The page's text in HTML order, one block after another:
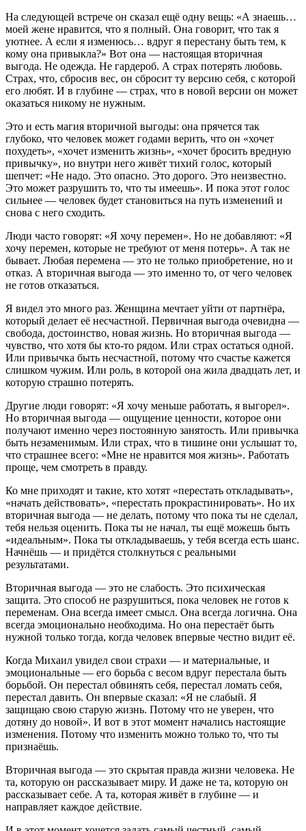
На следующей встрече он сказал ещё одну вещь: «А знаешь…
моей жене нравится, что я полный. Она говорит, что так я
уютнее. А если я изменюсь… вдруг я перестану быть тем, к
кому она привыкла?» Вот она — настоящая вторичная
выгода. Не одежда. Не гардероб. А страх потерять любовь.
Страх, что, сбросив вес, он сбросит ту версию себя, с которой
его любят. И в глубине — страх, что в новой версии он может
оказаться никому не нужным.
Это и есть магия вторичной выгоды: она прячется так
глубоко, что человек может годами верить, что он «хочет
похудеть», «хочет изменить жизнь», «хочет бросить вредную
привычку», но внутри него живёт тихий голос, который
шепчет: «Не надо. Это опасно. Это дорого. Это неизвестно.
Это может разрушить то, что ты имеешь». И пока этот голос
сильнее — человек будет становиться на путь изменений и
снова с него сходить.
Люди часто говорят: «Я хочу перемен». Но не добавляют: «Я
хочу перемен, которые не требуют от меня потерь». А так не
бывает. Любая перемена — это не только приобретение, но и
отказ. А вторичная выгода — это именно то, от чего человек
не готов отказаться.
Я видел это много раз. Женщина мечтает уйти от партнёра,
который делает её несчастной. Первичная выгода очевидна —
свобода, достоинство, новая жизнь. Но вторичная выгода —
чувство, что хотя бы кто-то рядом. Или страх остаться одной.
Или привычка быть несчастной, потому что счастье кажется
слишком чужим. Или роль, в которой она жила двадцать лет, и
которую страшно потерять.
Другие люди говорят: «Я хочу меньше работать, я выгорел».
Но вторичная выгода — ощущение ценности, которое они
получают именно через постоянную занятость. Или привычка
быть незаменимым. Или страх, что в тишине они услышат то,
что страшнее всего: «Мне не нравится моя жизнь». Работать
проще, чем смотреть в правду.
Ко мне приходят и такие, кто хотят «перестать откладывать»,
«начать действовать», «перестать прокрастинировать». Но их
вторичная выгода — не делать, потому что пока ты не сделал,
тебя нельзя оценить. Пока ты не начал, ты ещё можешь быть
«идеальным». Пока ты откладываешь, у тебя всегда есть шанс.
Начнёшь — и придётся столкнуться с реальными
результатами.
Вторичная выгода — это не слабость. Это психическая
защита. Это способ не разрушиться, пока человек не готов к
переменам. Она всегда имеет смысл. Она всегда логична. Она
всегда эмоционально необходима. Но она перестаёт быть
нужной только тогда, когда человек впервые честно видит её.
Когда Михаил увидел свои страхи — и материальные, и
эмоциональные — его борьба с весом вдруг перестала быть
борьбой. Он перестал обвинять себя, перестал ломать себя,
перестал давить. Он впервые сказал: «Я не слабый. Я
защищаю свою старую жизнь. Потому что не уверен, что
дотяну до новой». И вот в этот момент начались настоящие
изменения. Потому что изменить можно только то, что ты
признаёшь.
Вторичная выгода — это скрытая правда жизни человека. Не
та, которую он рассказывает миру. И даже не та, которую он
рассказывает себе. А та, которая живёт в глубине — и
направляет каждое действие.